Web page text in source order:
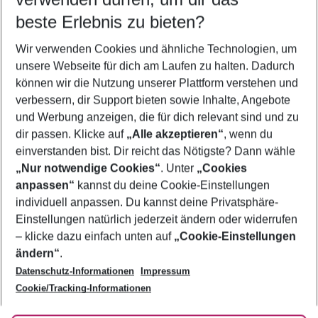
Frübucher Angebote Marmaris für 2026
Flug & Hotel Marmaris
Last Minute Marmaris
Pauschalreisen Marmaris
Urlaub Marmaris
Footer
Footer navigation
Über uns
AGB
Bestpreisgarantie
Cookie-Einstellungen ändern
Cookie-Richtlinie
Agenturbetreuung
Barrierefreies Reisen
Folge uns
beste Erlebnis zu bieten?
Wir verwenden Cookies und ähnliche Technologien, um
unsere Webseite für dich am Laufen zu halten. Dadurch
können wir die Nutzung unserer Plattform verstehen und
verbessern, dir Support bieten sowie Inhalte, Angebote
und Werbung anzeigen, die für dich relevant sind und zu
dir passen. Klicke auf „Alle akzeptieren“, wenn du
einverstanden bist. Dir reicht das Nötigste? Dann wähle
„Nur notwendige Cookies“. Unter „Cookies
anpassen“ kannst du deine Cookie-Einstellungen
individuell anpassen. Du kannst deine Privatsphäre-
Einstellungen natürlich jederzeit ändern oder widerrufen
– klicke dazu einfach unten auf „Cookie-Einstellungen
ändern“.
Datenschutz-Informationen
Impressum
Cookie/Tracking-Informationen